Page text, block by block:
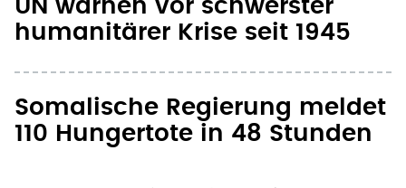
UN warnen vor schwerster
humanitärer Krise seit 1945
Somalische Regierung meldet
110 Hungertote in 48 Stunden